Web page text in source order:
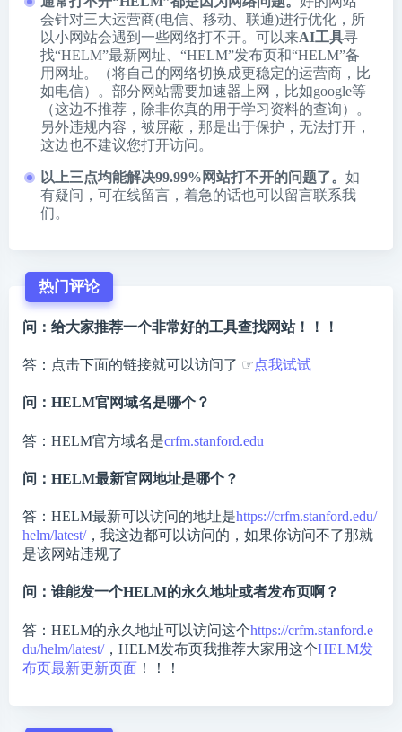
会针对三大运营商(电信、移动、联通)进行优化，所
以小网站会遇到一些网络打不开。可以来AI工具寻
找“HELM”最新网址、“HELM”发布页和“HELM”备
用网址。（将自己的网络切换成更稳定的运营商，比
如电信）。部分网站需要加速器上网，比如google等
（这边不推荐，除非你真的用于学习资料的查询）。
另外违规内容，被屏蔽，那是出于保护，无法打开，
这边也不建议您打开访问。
以上三点均能解决99.99%网站打不开的问题了。 如
有疑问，可在线留言，着急的话也可以留言联系我
们。
热门评论
问：给大家推荐一个非常好的工具查找网站！！！
答：点击下面的链接就可以访问了 ☞点我试试
问：HELM官网域名是哪个？
答：HELM官方域名是crfm.stanford.edu
问：HELM最新官网地址是哪个？
答：HELM最新可以访问的地址是https://crfm.stanford.edu/
helm/latest/，我这边都可以访问的，如果你访问不了那就
是该网站违规了
问：谁能发一个HELM的永久地址或者发布页啊？
答：HELM的永久地址可以访问这个https://crfm.stanford.e
du/helm/latest/，HELM发布页我推荐大家用这个HELM发
布页最新更新页面 ！！！